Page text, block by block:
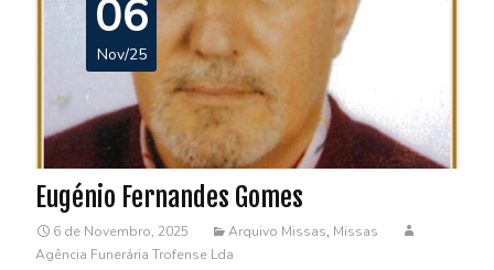
06
Nov/25
Eugénio Fernandes Gomes
6 de Novembro, 2025 Arquivo Missas, Missas
Agência Funerária Trofense Lda